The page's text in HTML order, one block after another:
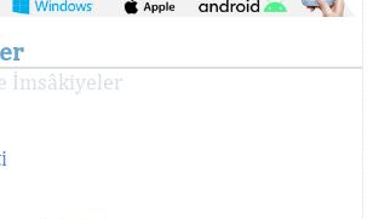
İmsâkiyeler